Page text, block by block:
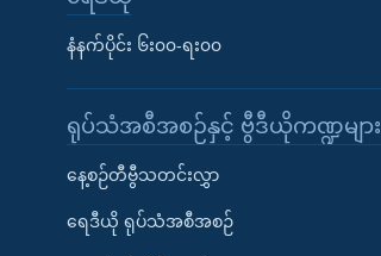
နံနက်ပိုင်း ၆း၀၀-ရး၀၀
ရုပ်သံအစီအစဉ်နှင့် ဗွီဒီယိုကဏ္ဍများ
နေ့စဉ်တီဗွီသတင်းလွှာ
ရေဒီယို ရုပ်သံအစီအစဉ်